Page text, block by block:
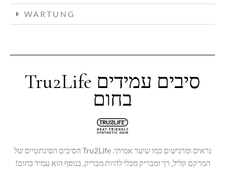
WARTUNG
Tru2Life סיבים עמידים
בחום
הסיבים הסינתטיים של Tru2Life נראים ומרגישים כמו שיער אמיתי.
המרקם קליל, רך ומבריק מבלי להיות מבריק, בנוסף הוא עמיד בחום!